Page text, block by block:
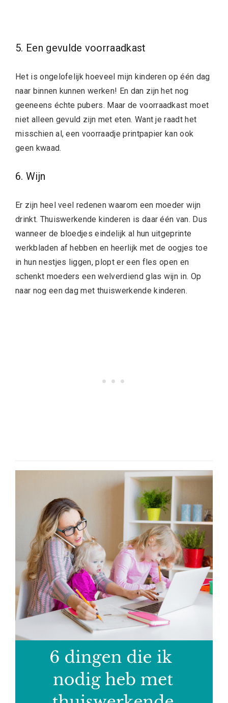
5. Een gevulde voorraadkast
Het is ongelofelijk hoeveel mijn kinderen op één dag
naar binnen kunnen werken! En dan zijn het nog
geeneens échte pubers. Maar de voorraadkast moet
niet alleen gevuld zijn met eten. Want je raadt het
misschien al, een voorraadje printpapier kan ook
geen kwaad.
6. Wijn
Er zijn heel veel redenen waarom een moeder wijn
drinkt. Thuiswerkende kinderen is daar één van. Dus
wanneer de bloedjes eindelijk al hun uitgeprinte
werkbladen af hebben en heerlijk met de oogjes toe
in hun nestjes liggen, plopt er een fles open en
schenkt moeders een welverdiend glas wijn in. Op
naar nog een dag met thuiswerkende kinderen.